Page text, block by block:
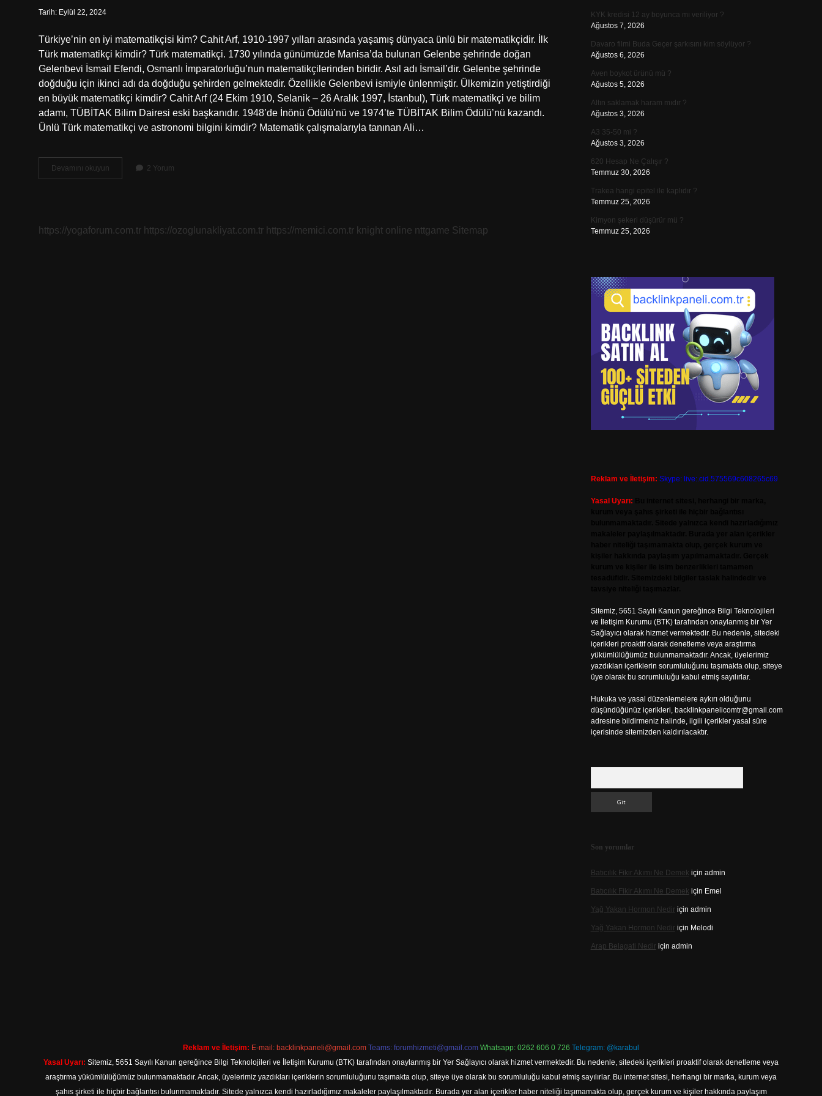
Tarih: Eylül 22, 2024
Türkiye’nin en iyi matematikçisi kim? Cahit Arf, 1910-1997 yılları arasında yaşamış dünyaca ünlü bir matematikçidir. İlk
Türk matematikçi kimdir? Türk matematikçi. 1730 yılında günümüzde Manisa’da bulunan Gelenbe şehrinde doğan
Gelenbevi İsmail Efendi, Osmanlı İmparatorluğu’nun matematikçilerinden biridir. Asıl adı İsmail’dir. Gelenbe şehrinde
doğduğu için ikinci adı da doğduğu şehirden gelmektedir. Özellikle Gelenbevi ismiyle ünlenmiştir. Ülkemizin yetiştirdiği
en büyük matematikçi kimdir? Cahit Arf (24 Ekim 1910, Selanik – 26 Aralık 1997, İstanbul), Türk matematikçi ve bilim
adamı, TÜBİTAK Bilim Dairesi eski başkanıdır. 1948’de İnönü Ödülü’nü ve 1974’te TÜBİTAK Bilim Ödülü’nü kazandı.
Ünlü Türk matematikçi ve astronomi bilgini kimdir? Matematik çalışmalarıyla tanınan Ali…
Devamını okuyun
Türk
2 Yorum
https://yogaforum.com.tr https://ozoglunakliyat.com.tr https://memici.com.tr knight online nttgame Sitemap
KYK kredisi 12 ay boyunca mı veriliyor ?
Ağustos 7, 2026
Davaro filmi Buda Geçer şarkısını kim söylüyor ?
Ağustos 6, 2026
Aven boykot ürünü mü ?
Ağustos 5, 2026
Altın saklamak haram mıdır ?
Ağustos 3, 2026
A3 35-50 mi ?
Ağustos 3, 2026
620 Hesap Ne Çalışır ?
Temmuz 30, 2026
Trakea hangi epitel ile kaplıdır ?
Temmuz 25, 2026
Kimyon şekeri düşürür mü ?
Temmuz 25, 2026
Reklam ve İletişim: Skype: live:.cid.575569c608265c69
Yasal Uyarı:
Sitemiz, 5651 Sayılı Kanun gereğince Bilgi Teknolojileri
ve İletişim Kurumu (BTK) tarafından onaylanmış bir Yer
Sağlayıcı olarak hizmet vermektedir. Bu nedenle, sitedeki
içerikleri proaktif olarak denetleme veya araştırma
yükümlülüğümüz bulunmamaktadır. Ancak, üyelerimiz
yazdıkları içeriklerin sorumluluğunu taşımakta olup, siteye
üye olarak bu sorumluluğu kabul etmiş sayılırlar.
Hukuka ve yasal düzenlemelere aykırı olduğunu
düşündüğünüz içerikleri, backlinkpanelicomtr@gmail.com
adresine bildirmeniz halinde, ilgili içerikler yasal süre
içerisinde sitemizden kaldırılacaktır.
Son yorumlar
Batıcılık Fikir Akımı Ne Demek için admin
Batıcılık Fikir Akımı Ne Demek için Emel
Yağ Yakan Hormon Nediriçin admin
Yağ Yakan Hormon Nediriçin Melodi
Arap Belagati Nediriçin admin
Reklam ve İletişim: E-mail: backlinkpaneli@gmail.com Teams: forumhizmeti@gmail.com Whatsapp: 0262 606 0 726 Telegram: @karabul
Yasal Uyarı: Sitemiz, 5651 Sayılı Kanun gereğince Bilgi Teknolojileri ve İletişim Kurumu (BTK) tarafından onaylanmış bir Yer Sağlayıcı olarak hizmet vermektedir. Bu nedenle, sitedeki içerikleri proaktif olarak denetleme veya
araştırma yükümlülüğümüz bulunmamaktadır. Ancak, üyelerimiz yazdıkları içeriklerin sorumluluğunu taşımakta olup, siteye üye olarak bu sorumluluğu kabul etmiş sayılırlar. Bu internet sitesi, herhangi bir marka, kurum veya
şahıs şirketi ile hiçbir bağlantısı bulunmamaktadır. Sitede yalnızca kendi hazırladığımız makaleler paylaşılmaktadır. Burada yer alan içerikler haber niteliği taşımamakta olup, gerçek kurum ve kişiler hakkında paylaşım